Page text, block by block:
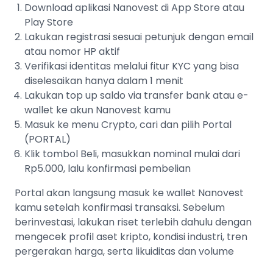
Download aplikasi Nanovest di App Store atau
Play Store
Lakukan registrasi sesuai petunjuk dengan email
atau nomor HP aktif
Verifikasi identitas melalui fitur KYC yang bisa
diselesaikan hanya dalam 1 menit
Lakukan top up saldo via transfer bank atau e-
wallet ke akun Nanovest kamu
Masuk ke menu Crypto, cari dan pilih Portal
(PORTAL)
Klik tombol Beli, masukkan nominal mulai dari
Rp5.000, lalu konfirmasi pembelian
Portal akan langsung masuk ke wallet Nanovest
kamu setelah konfirmasi transaksi. Sebelum
berinvestasi, lakukan riset terlebih dahulu dengan
mengecek profil aset kripto, kondisi industri, tren
pergerakan harga, serta likuiditas dan volume